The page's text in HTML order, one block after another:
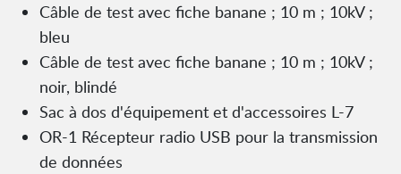
Câble de test avec fiche banane ; 10 m ; 10kV ;
bleu
Câble de test avec fiche banane ; 10 m ; 10kV ;
noir, blindé
Sac à dos d'équipement et d'accessoires L-7
OR-1 Récepteur radio USB pour la transmission
de données